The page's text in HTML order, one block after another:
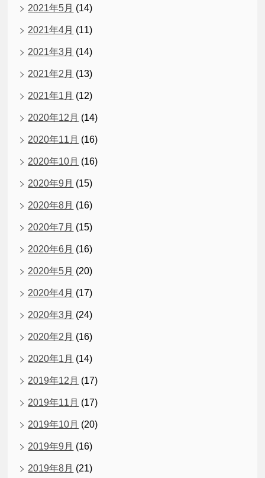
2021年5月 (14)
2021年4月 (11)
2021年3月 (14)
2021年2月 (13)
2021年1月 (12)
2020年12月 (14)
2020年11月 (16)
2020年10月 (16)
2020年9月 (15)
2020年8月 (16)
2020年7月 (15)
2020年6月 (16)
2020年5月 (20)
2020年4月 (17)
2020年3月 (24)
2020年2月 (16)
2020年1月 (14)
2019年12月 (17)
2019年11月 (17)
2019年10月 (20)
2019年9月 (16)
2019年8月 (21)